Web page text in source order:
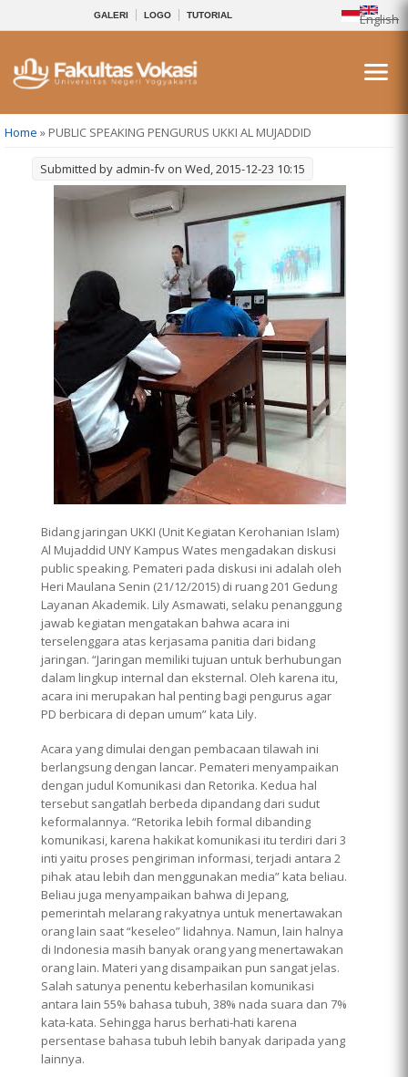
English
GALERI LOGO TUTORIAL
You are here
Home » PUBLIC SPEAKING PENGURUS UKKI AL MUJADDID
Submitted by admin-fv on Wed, 2015-12-23 10:15
Bidang jaringan UKKI (Unit Kegiatan Kerohanian Islam)
Al Mujaddid UNY Kampus Wates mengadakan diskusi
public speaking. Pemateri pada diskusi ini adalah oleh
Heri Maulana Senin (21/12/2015) di ruang 201 Gedung
Layanan Akademik. Lily Asmawati, selaku penanggung
jawab kegiatan mengatakan bahwa acara ini
terselenggara atas kerjasama panitia dari bidang
jaringan. “Jaringan memiliki tujuan untuk berhubungan
dalam lingkup internal dan eksternal. Oleh karena itu,
acara ini merupakan hal penting bagi pengurus agar
PD berbicara di depan umum” kata Lily.
Acara yang dimulai dengan pembacaan tilawah ini
berlangsung dengan lancar. Pemateri menyampaikan
dengan judul Komunikasi dan Retorika. Kedua hal
tersebut sangatlah berbeda dipandang dari sudut
keformalannya. “Retorika lebih formal dibanding
komunikasi, karena hakikat komunikasi itu terdiri dari 3
inti yaitu proses pengiriman informasi, terjadi antara 2
pihak atau lebih dan menggunakan media” kata beliau.
Beliau juga menyampaikan bahwa di Jepang,
pemerintah melarang rakyatnya untuk menertawakan
orang lain saat “keseleo” lidahnya. Namun, lain halnya
di Indonesia masih banyak orang yang menertawakan
orang lain. Materi yang disampaikan pun sangat jelas.
Salah satunya penentu keberhasilan komunikasi
antara lain 55% bahasa tubuh, 38% nada suara dan 7%
kata-kata. Sehingga harus berhati-hati karena
persentase bahasa tubuh lebih banyak daripada yang
lainnya.